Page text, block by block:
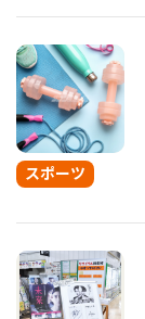
スポーツ